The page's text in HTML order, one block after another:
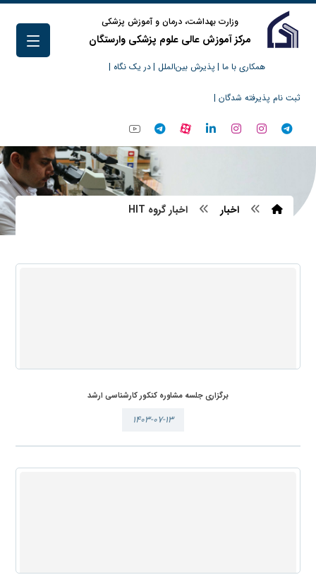
وزارت بهداشت، درمان و آموزش پزشکی
مرکز آموزش عالی علوم پزشکی وارستگان
همکاری با ما | پذیرش بین‌الملل |در یک نگاه |
ثبت نام پذیرفته شدگان |
اخبار اخبار گروه HIT
برگزاری جلسه مشاوره کنکور کارشناسی ارشد
۱۴۰۳-۰۷-۱۳